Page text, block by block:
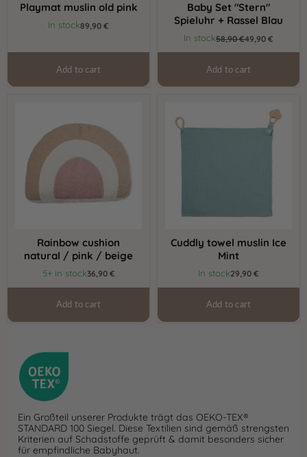
Playmat muslin old pink
In stock89,90 €
Add to cart
Baby Set "Stern"
Spieluhr + Rassel Blau
In stockOriginal
58,90 €Current
price
49,90 €
Add to cart
pink
beige
Rainbow cushion
natural / pink / beige
5+ in stock36,90 €
Add to cart
towel
muslin
Cuddly towel muslin Ice
Mint
In stock29,90 €
Add to cart
Ein Großteil unserer Produkte trägt das OEKO-TEX®
STANDARD 100 Siegel. Diese Textilien sind gemäß strengsten
Kriterien auf Schadstoffe geprüft & damit besonders sicher
für empfindliche Babyhaut.